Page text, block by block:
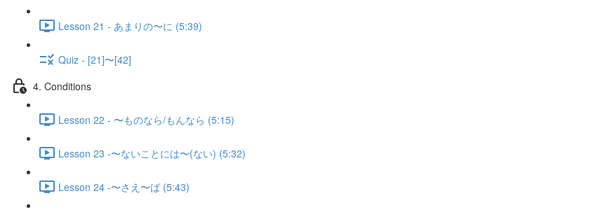
Lesson 21 - あまりの〜に (5:39)
Quiz - [21]〜[42]
4. Conditions
Lesson 22 - 〜ものなら/もんなら (5:15)
Lesson 23 -〜ないことには〜(ない) (5:32)
Lesson 24 -〜さえ〜ば (5:43)